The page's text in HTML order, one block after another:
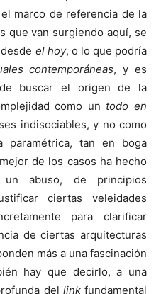
marco de referencia de la
que van surgiendo aquí, se
el hoy, o lo que podría
contemporáneas, y es
buscar el origen de la
como un todo en
indisociables, y no como
paramétrica, tan en boga
de los casos ha hecho
abuso, de principios
ciertas veleidades
para clarificar
de ciertas arquitecturas
más a una fascinación
hay que decirlo, a una
del linkfundamental